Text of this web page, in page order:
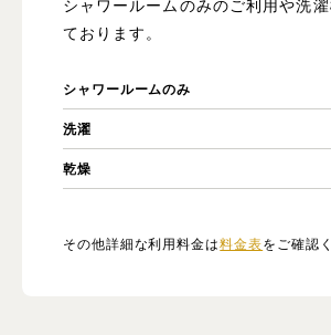
シャワールームのみのご利用や洗
ております。
シャワールームのみ
洗濯
乾燥
その他詳細な利用料金は料金表をご確認